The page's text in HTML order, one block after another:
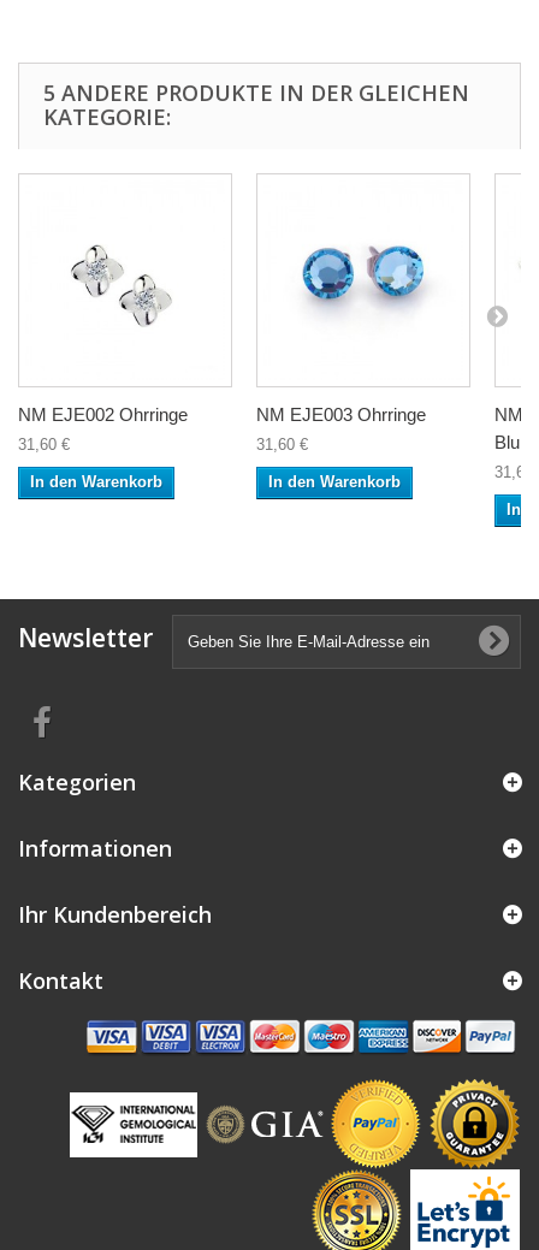
5 ANDERE PRODUKTE IN DER GLEICHEN
KATEGORIE:
NM EJE002 Ohrringe
31,60 €
In den Warenkorb
NM EJE003 Ohrringe
31,60 €
In den Warenkorb
NM
31,60
In
Newsletter
Kategorien
Informationen
Ihr Kundenbereich
Kontakt